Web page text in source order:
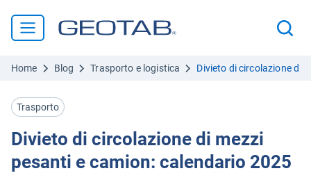
Home Blog Trasporto e logistica Divieto di circolazione di
Trasporto
Divieto di circolazione di mezzi
pesanti e camion: calendario 2025